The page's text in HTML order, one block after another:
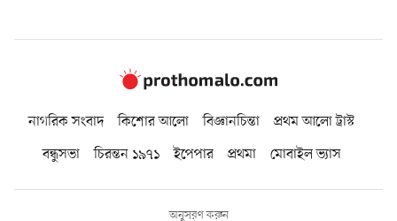
নাগরিক সংবাদ কিশোর আলো বিজ্ঞানচিন্তা
প্রথম আলো ট্রাস্ট
বন্ধুসভা
চিরন্তন ১৯৭১ ইপেপার প্রথমা মোবাইল ভ্যাস
অনুসরণ করুন